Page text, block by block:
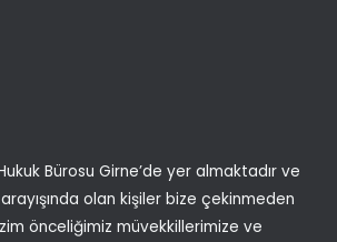
Bürosu Girne’de yer almaktadır ve
arayışında olan kişiler bize çekinmeden
önceliğimiz müvekkillerimize ve